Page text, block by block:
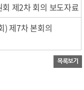
제2차 회의 보도자료
) 제7차 본회의